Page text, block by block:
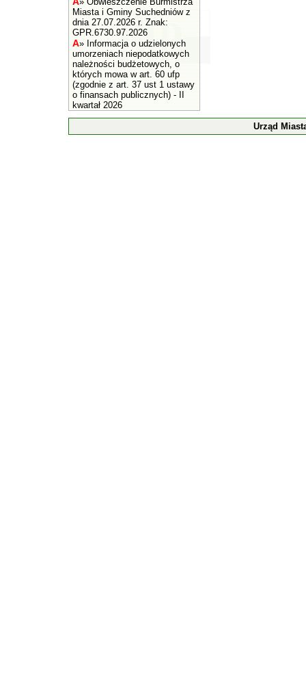
Miasta i Gminy Suchedniów z
dnia 27.07.2026 r. Znak:
GPR.6730.97.2026
A» Informacja o udzielonych
umorzeniach niepodatkowych
należności budżetowych, o
których mowa w art. 60 ufp
(zgodnie z art. 37 ust 1 ustawy
o finansach publicznych) - II
kwartał 2026
Urząd